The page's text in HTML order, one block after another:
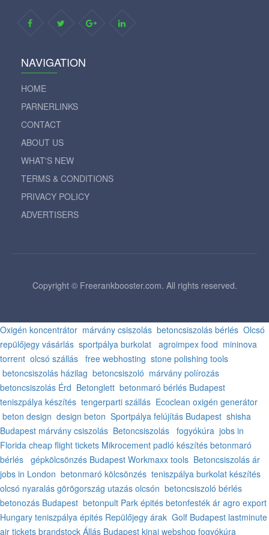
NAVIGATION
HOME
PARNERLINKS
CONTACT
ABOUT US
WHAT'S NEW
TERMS & CONDITIONS
PRIVACY POLICY
ADVERTISERS
Copyright © Freerankbooster.com. All rights reserved.
Oxigén koncentrátor márvány csiszolás betoncsiszolás bérlés Olcsó
repülőjegy vásárlás sportpálya burkolat agroimpex food mininova
torrent olcsó szállás free webhosting stone polishing tools
betoncsiszolás házilag betoncsiszoló márvány polírozás
betoncsiszolás Érd Betonglett betonmaró bérlés Budapest
teniszpálya készítés tengerparti szállás Ecoclean oxigén generátor
beton design design beton Sportpálya felújítás Budapest shisha
Budapest márvány csiszolás Betoncsiszolás fogyókúra jobs in
Florida cheap flight tickets Mikrocement padló készítés betonmaró
bérlés gépkölcsönzés Budapest Workmaxx tools Betoncsiszolás ár
jobs in London betonmaró kölcsönzés teniszpálya burkolat készítés
olcsó nyaralás görögország utazás olcsón betoncsiszoló bérlés
betonozás Budapest betonpult Park épités betonfesték ár agro export
Hungary teniszpálya épités Repülőjegy árak Golf Budapest lastminute
air tickets brandstock Állás Budapest kinai webshop fogyókúra